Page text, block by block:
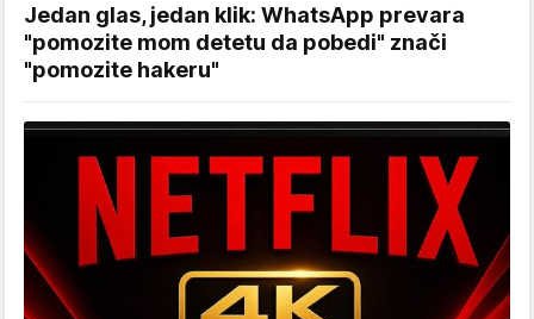
Jedan glas, jedan klik: WhatsApp prevara
"pomozite mom detetu da pobedi" znači
"pomozite hakeru"